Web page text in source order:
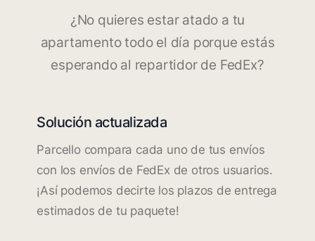
¿No quieres estar atado a tu
apartamento todo el día porque estás
esperando al repartidor de FedEx?
Solución actualizada
Parcello compara cada uno de tus envíos
con los envíos de FedEx de otros usuarios.
¡Así podemos decirte los plazos de entrega
estimados de tu paquete!